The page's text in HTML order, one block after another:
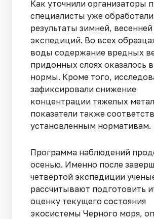
Как уточнили организаторы
специалисты уже обработали
результаты зимней,
экспедиций. Во всех
воды содержание вредных
придонных слоях оказалось
нормы. Кроме того,
зафиксировали снижение
концентрации тяжелых
показатели также
установленным нормативам.
Программа наблюдений
осенью. Именно после
четвертой экспедиции
рассчитывают подготовить
оценку текущего состояния
экосистемы Черного моря,